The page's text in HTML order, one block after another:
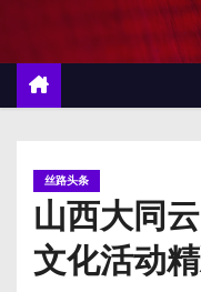
丝路头条
山西大同
文化活动